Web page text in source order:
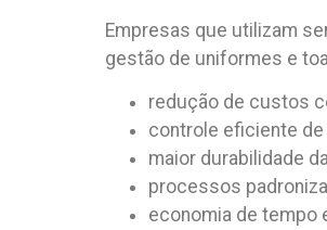
Empresas que utilizam
gestão de uniformes e
redução de custos
controle eficiente de
maior durabilidade
processos
economia de tempo